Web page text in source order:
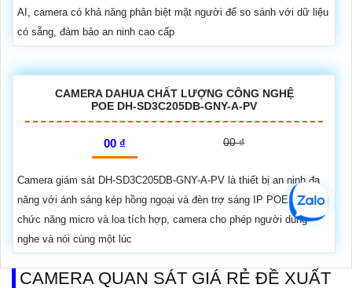
AI, camera có khả năng phân biệt mặt người để so sánh với dữ liệu
có sẵng, đảm bảo an ninh cao cấp
CAMERA DAHUA CHẤT LƯỢNG CÔNG NGHỆ
POE DH-SD3C205DB-GNY-A-PV
00 ₫ 00 ₫
Camera giám sát DH-SD3C205DB-GNY-A-PV là thiết bị an ninh đa
năng với ánh sáng kép hồng ngoại và đèn trợ sáng IP POE. Với
chức năng micro và loa tích hợp, camera cho phép người dùng
nghe và nói cùng một lúc
CAMERA QUAN SÁT GIÁ RẺ ĐỀ XUẤT